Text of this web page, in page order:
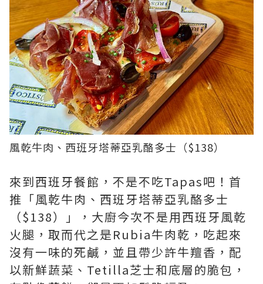
風乾牛肉、西班牙塔蒂亞乳酪多士（$138）
來到西班牙餐館，不是不吃Tapas吧！首
推「風乾牛肉、西班牙塔蒂亞乳酪多士
（$138）」，大廚今次不是用西班牙風乾
火腿，取而代之是Rubia牛肉乾，吃起來
沒有一味的死鹹，並且帶少許牛羶香，配
以新鮮蔬菜、Tetilla芝士和底層的脆包，